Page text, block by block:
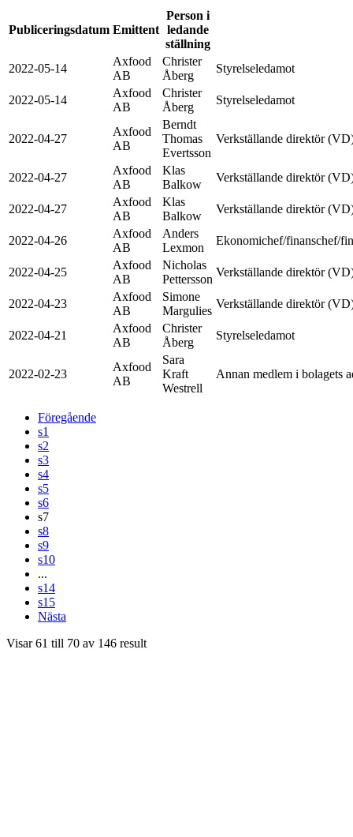
Publiceringsdatum Emittent
Person i
ledande
ställning
2022-05-14
Axfood
AB
Christer
Åberg
Styrelseledamot
2022-05-14
Axfood
AB
Christer
Åberg
Styrelseledamot
2022-04-27
Axfood
AB
Berndt
Thomas
Evertsson
Verkställande direktör
2022-04-27
Axfood
AB
Klas
Balkow
Verkställande direktör
2022-04-27
Axfood
AB
Klas
Balkow
Verkställande direktör
2022-04-26
Axfood
AB
Anders
Lexmon
Ekonomichef/finanschef/
2022-04-25
Axfood
AB
Nicholas
Pettersson
Verkställande direktör
2022-04-23
Axfood
AB
Simone
Margulies
Verkställande direktör
2022-04-21
Axfood
AB
Christer
Åberg
Styrelseledamot
2022-02-23
Axfood
AB
Sara
Kraft
Westrell
Annan medlem i bolagets
Föregående
s1
s2
s3
s4
s5
s6
s7
s8
s9
s10
...
s14
s15
Nästa
Visar61 till 70 av 146 result